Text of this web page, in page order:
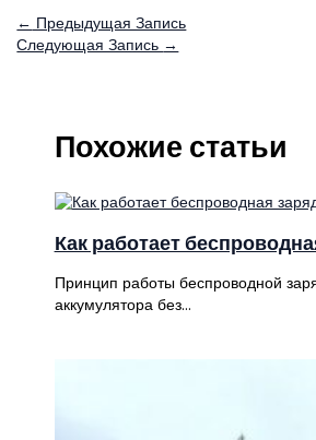
← Предыдущая Запись
Следующая Запись →
Похожие статьи
Как работает
Принцип работы беспроводной
аккумулятора без…